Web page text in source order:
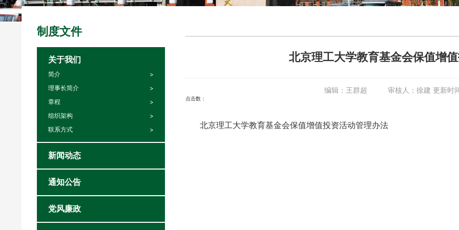
制度文件
关于我们
简介
理事长简介
章程
组织架构
联系方式
新闻动态
通知公告
党风廉政
北京理工大学教育基金会保值增
编辑：王群超 审核人：徐建 更新时
点击数：
北京理工大学教育基金会保值增值投资活动管理办法